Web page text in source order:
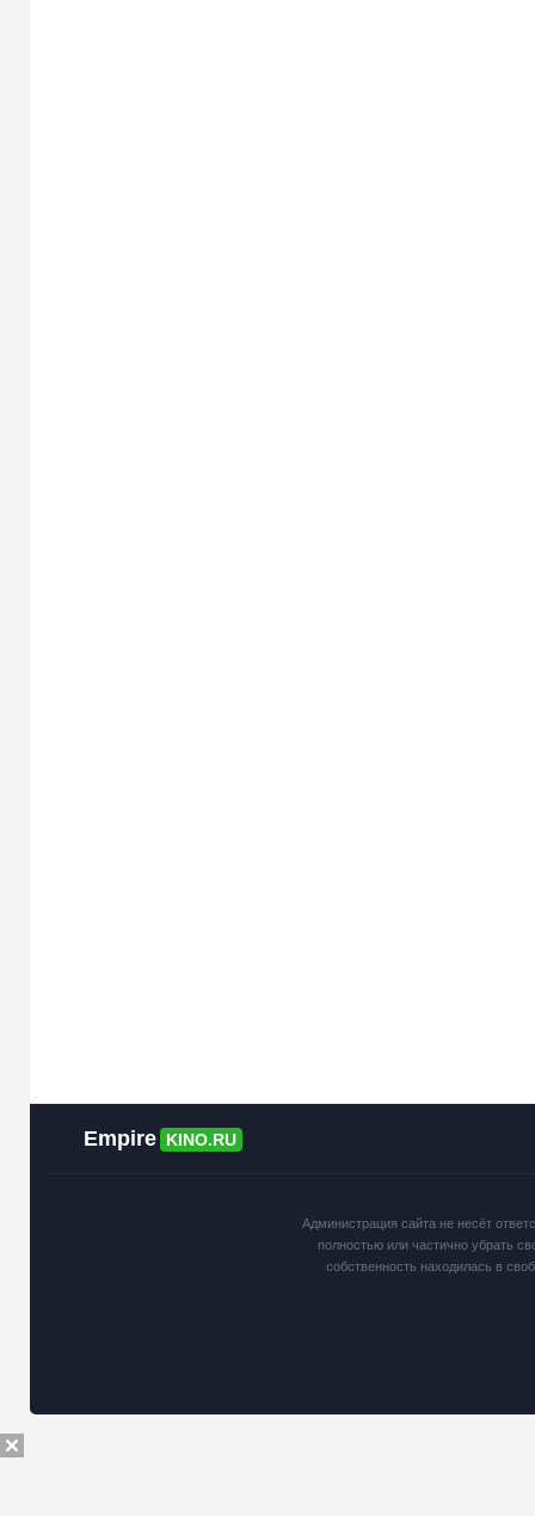
Empire KINO.RU
Администрация сайта не несёт
полностью или частично убрать
собственность находилась в